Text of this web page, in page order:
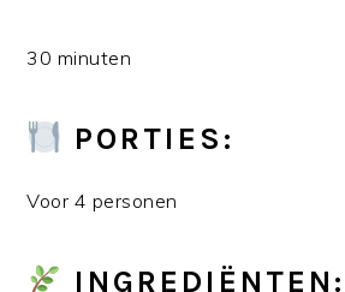
30 minuten
PORTIES:
Voor 4 personen
INGREDIËNTEN: